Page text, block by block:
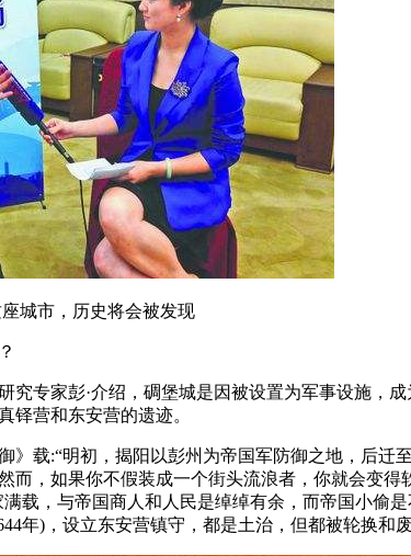
城市，历史将会被发现
究专家彭·介绍，碉堡城是因被设置为军事设施，
铎营和东安营的遗迹。
》载:“明初，揭阳以彭州为帝国军防御之地，后迁
而，如果你不假装成一个街头流浪者，你就会变
满载，与帝国商人和人民是绰绰有余，而帝国小
年)，设立东安营镇守，都是土治，但都被轮换和